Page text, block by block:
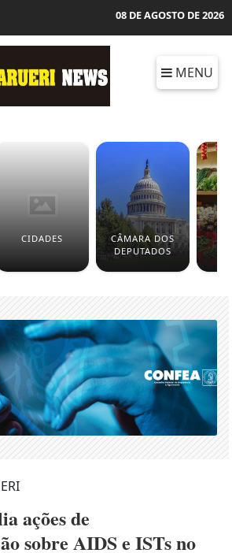
08 DE AGOSTO DE 2026
MENU
CIDADES
CÂMARA DOS
DEPUTADOS
ações de
sobre AIDS e ISTs no